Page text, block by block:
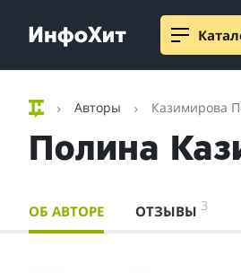
Авторы Казимирова
Полина
ОБ АВТОРЕ ОТЗЫВЫ 3